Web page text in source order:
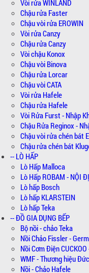
Vòi rửa WINLAND
Chậu rửa Faster
Chậu vòi rửa EROWIN
Vòi rửa Canzy
Chậu rửa Canzy
Vòi chậu Konox
Chậu vòi Binova
Chậu rửa Lorcar
Chậu vòi CATA
Vòi rửa Hafele
Chậu rửa Hafele
Vòi Rửa Furst - Nhập
Chậu Rửa Reginox -
Chậu vòi rửa chén bát
Chậu rửa chén bát
-- LÒ HẤP
Lò Hấp Malloca
Lò Hấp ROBAM - NỘI
Lò hấp Bosch
Lò hấp KLARSTEIN
Lò hấp Teka
-- ĐỒ GIA DỤNG BẾP
Bộ nồi - chảo Teka
Nồi Chảo Fissler -
Nồi Cơm Điện CUCKOO
WMF - Thương hiệu Đức
Nồi - Chảo Hafele